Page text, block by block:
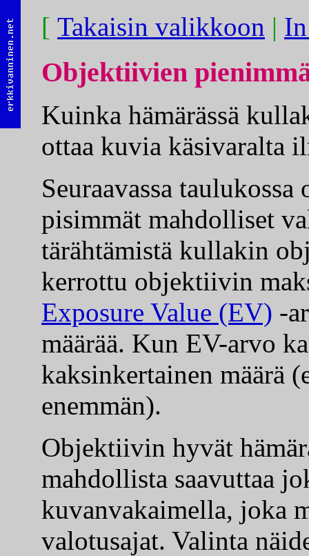
[ Takaisin valikkoon |
Objektiivien
Kuinka hämärässä
ottaa kuvia käsivaralta
Seuraavassa
pisimmät mahdolliset
tärähtämistä kullakin
kerrottu objektiivin
Exposure Value (EV) -
määrää. Kun EV-arvo
kaksinkertainen määrä
enemmän).
Objektiivin hyvät
mahdollista saavuttaa
kuvanvakaimella, joka
valotusajat. Valinta